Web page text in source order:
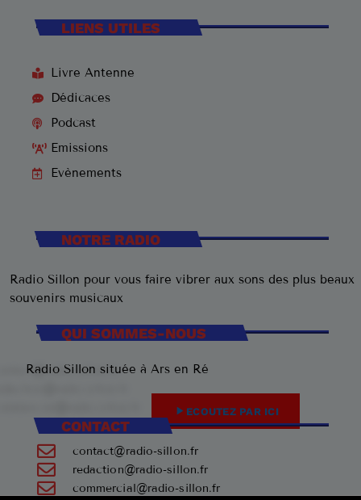
LIENS UTILES
Livre Antenne
Dédicaces
Podcast
Emissions
Evènements
NOTRE RADIO
Radio Sillon pour vous faire vibrer aux sons des plus beaux
souvenirs musicaux
play_arrow ECOUTEZ PAR ICI
QUI SOMMES-NOUS
Radio Sillon située à Ars en Ré
CONTACT
contact@radio-sillon.fr
redaction@radio-sillon.fr
commercial@radio-sillon.fr